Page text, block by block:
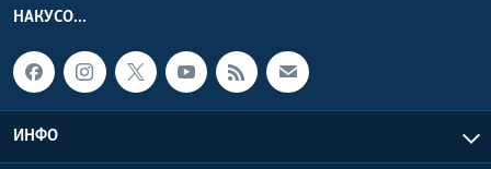
НАКУСО...
ИНФО